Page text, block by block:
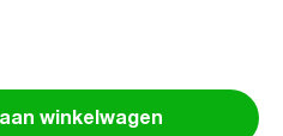
winkelwagen